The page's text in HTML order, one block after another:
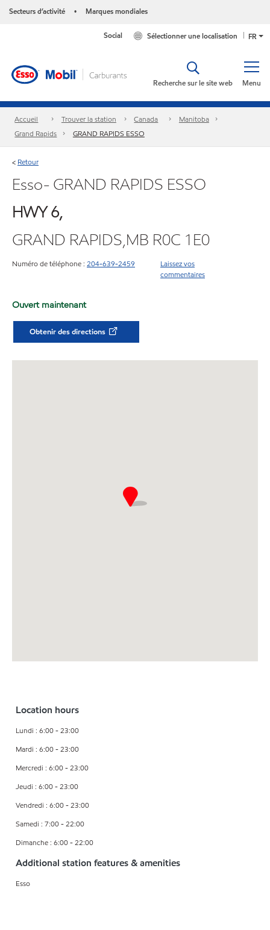
Secteurs d’activité • Marques mondiales
FR
Sélectionner une localisation
Social
Menu
Recherche sur le site web
Accueil Trouver la station Canada
Manitoba
Grand Rapids
GRAND RAPIDS ESSO
< Retour
Esso- GRAND RAPIDS ESSO
HWY 6,
GRAND RAPIDS,MB R0C 1E0
Numéro de téléphone : 204-639-2459
Laissez vos
commentaires
Ouvert maintenant
Obtenir des directions
Location hours
Lundi : 6:00 - 23:00
Mardi : 6:00 - 23:00
Mercredi : 6:00 - 23:00
Jeudi : 6:00 - 23:00
Vendredi : 6:00 - 23:00
Samedi : 7:00 - 22:00
Dimanche : 6:00 - 22:00
Additional station features & amenities
Esso